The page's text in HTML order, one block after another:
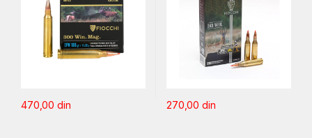
470,00din 270,00din